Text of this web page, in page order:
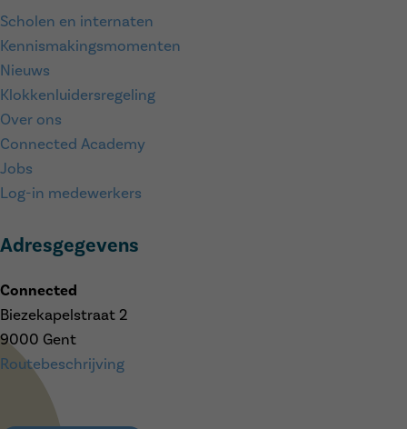
Scholen en internaten
Kennismakingsmomenten
Nieuws
Klokkenluidersregeling
Over ons
Connected Academy
Jobs
Log-in medewerkers
Adresgegevens
Connected
Biezekapelstraat 2
9000 Gent
Routebeschrijving